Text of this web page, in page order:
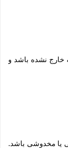
خارج نشده باشد و
یا مخدوشی باشد.